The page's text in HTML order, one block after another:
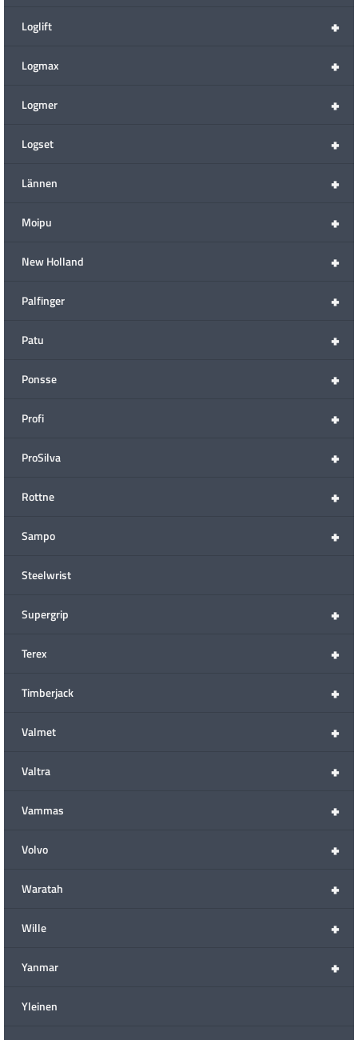
+
Loglift
+
Logmax
+
Logmer
+
Logset
+
Lännen
+
Moipu
+
New Holland
+
Palfinger
+
Patu
+
Ponsse
+
Profi
+
ProSilva
+
Rottne
+
Sampo
Steelwrist
+
Supergrip
+
Terex
+
Timberjack
+
Valmet
+
Valtra
+
Vammas
+
Volvo
+
Waratah
+
Wille
+
Yanmar
Yleinen